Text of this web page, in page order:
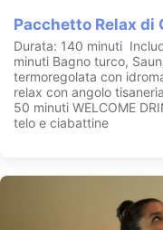
Pacchetto Relax di
Durata: 140 minuti
minuti Bagno turco,
termoregolata con
relax con angolo
50 minuti WELCOME
telo e ciabattine